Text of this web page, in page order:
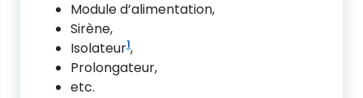
Module d’alimentation,
Sirène,
Isolateur1,
Prolongateur,
etc.